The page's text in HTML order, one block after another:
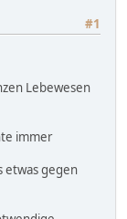
#1
Lebewesen
immer
etwas gegen